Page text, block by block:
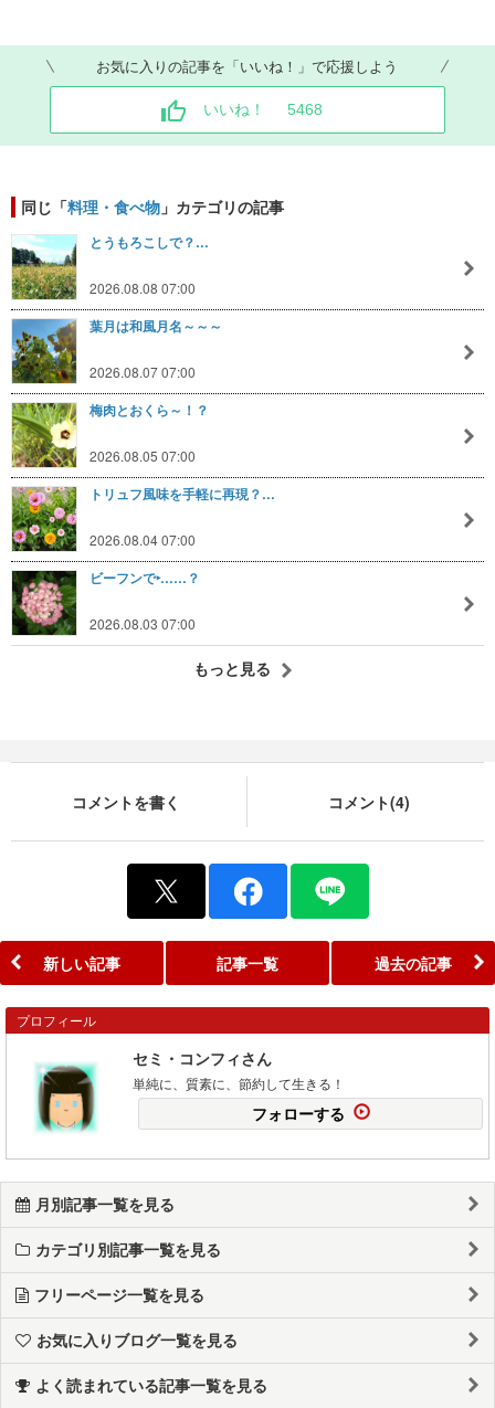
お気に入りの記事を「いいね！」で応援しよう
いいね！ 5468
同じ「料理・食べ物 」カテゴリの記事
とうもろこしで？…
2026.08.08 07:00
葉月は和風月名～～～
2026.08.07 07:00
梅肉とおくら～！？
2026.08.05 07:00
トリュフ風味を手軽に再現？…
2026.08.04 07:00
ビーフンで‣……？
2026.08.03 07:00
もっと見る
コメントを書く コメント(4)
新しい記事 記事一覧 過去の記事
プロフィール
セミ・コンフィさん
単純に、質素に、節約して生きる！
フォローする
月別記事一覧を見る
カテゴリ別記事一覧を見る
フリーページ一覧を見る
お気に入りブログ一覧を見る
よく読まれている記事一覧を見る